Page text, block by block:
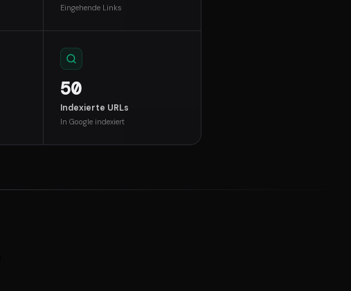
Eingehende Links
50
Indexierte URLs
In Google indexiert